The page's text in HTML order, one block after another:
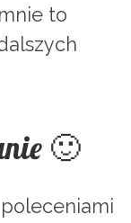
to
🙂